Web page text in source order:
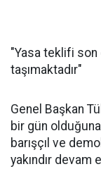
"Yasa teklifi
taşımaktadır"
Genel Başkan
bir gün
barışçıl ve
yakındır